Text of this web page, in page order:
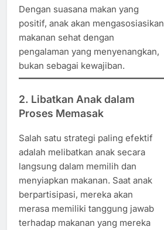
Dengan suasana makan yang
positif, anak akan mengasosiasikan
makanan sehat dengan
pengalaman yang menyenangkan,
bukan sebagai kewajiban.
2. Libatkan Anak dalam
Proses Memasak
Salah satu strategi paling efektif
adalah melibatkan anak secara
langsung dalam memilih dan
menyiapkan makanan. Saat anak
berpartisipasi, mereka akan
merasa memiliki tanggung jawab
terhadap makanan yang mereka